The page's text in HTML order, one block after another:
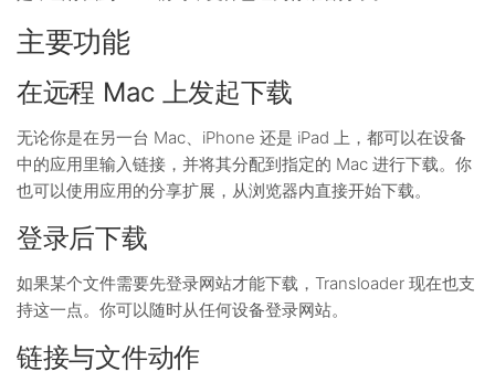
主要功能
在远程 Mac 上发起下载
无论你是在另一台 Mac、iPhone 还是 iPad 上，都可以在设备
中的应用里输入链接，并将其分配到指定的 Mac 进行下载。你
也可以使用应用的分享扩展，从浏览器内直接开始下载。
登录后下载
如果某个文件需要先登录网站才能下载，Transloader 现在也支
持这一点。你可以随时从任何设备登录网站。
链接与文件动作